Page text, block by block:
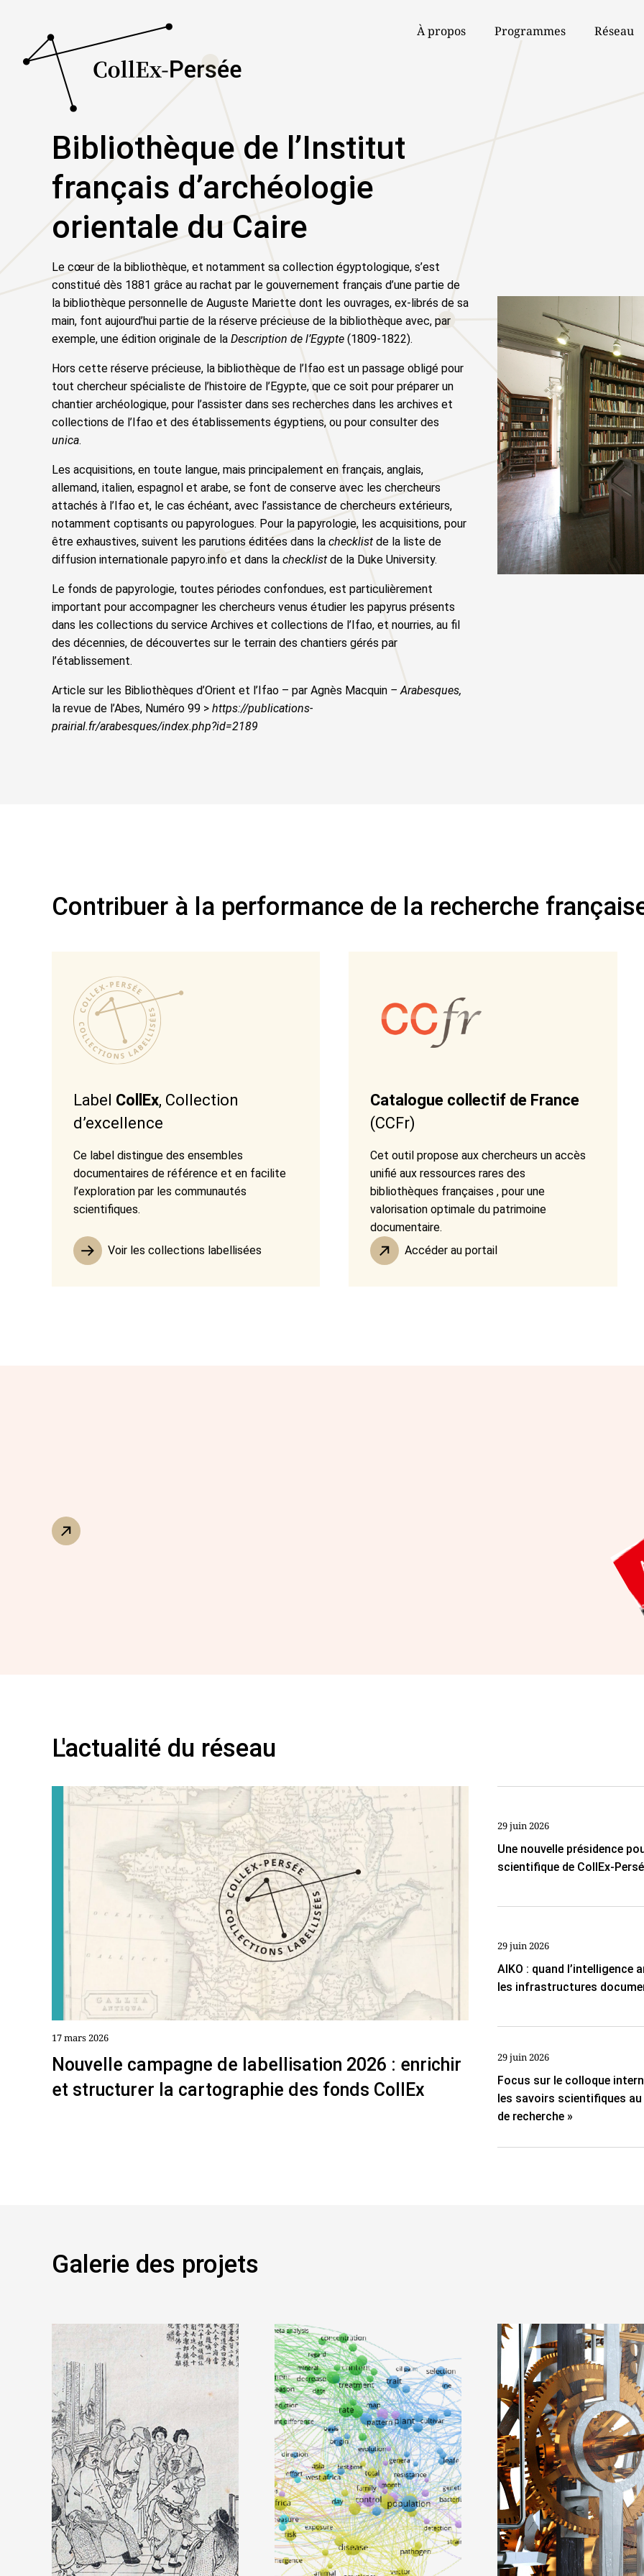
À propos Programmes Réseau
Bibliothèque de l’Institut
français d’archéologie
orientale du Caire
Le cœur de la bibliothèque, et notamment sa collection égyptologique, s’est
constitué dès 1881 grâce au rachat par le gouvernement français d’une partie de
la bibliothèque personnelle de Auguste Mariette dont les ouvrages, ex-librés de sa
main, font aujourd’hui partie de la réserve précieuse de la bibliothèque avec, par
exemple, une édition originale de la Description de l’Egypte (1809-1822).
Hors cette réserve précieuse, la bibliothèque de l’Ifao est un passage obligé pour
tout chercheur spécialiste de l’histoire de l’Egypte, que ce soit pour préparer un
chantier archéologique, pour l’assister dans ses recherches dans les archives et
collections de l’Ifao et des établissements égyptiens, ou pour consulter des
unica.
Les acquisitions, en toute langue, mais principalement en français, anglais,
allemand, italien, espagnol et arabe, se font de conserve avec les chercheurs
attachés à l’Ifao et, le cas échéant, avec l’assistance de chercheurs extérieurs,
notamment coptisants ou papyrologues. Pour la papyrologie, les acquisitions, pour
être exhaustives, suivent les parutions éditées dans la checklist de la liste de
diffusion internationale papyro.info et dans la checklist de la Duke University.
Le fonds de papyrologie, toutes périodes confondues, est particulièrement
important pour accompagner les chercheurs venus étudier les papyrus présents
dans les collections du service Archives et collections de l’Ifao, et nourries, au fil
des décennies, de découvertes sur le terrain des chantiers gérés par
l’établissement.
Article sur les Bibliothèques d’Orient et l’Ifao – par Agnès Macquin – Arabesques,
la revue de l’Abes, Numéro 99 > https://publications-
prairial.fr/arabesques/index.php?id=2189
Contribuer à la performance de la recherche
Label CollEx, Collection
d’excellence
Ce label distingue des ensembles
documentaires de référence et en facilite
l’exploration par les communautés
scientifiques.
Voir les collections labellisées
Catalogue collectif de France
(CCFr)
Cet outil propose aux chercheurs un accès
unifié aux ressources rares des
bibliothèques françaises , pour une
valorisation optimale du patrimoine
documentaire.
Accéder au portail
L'actualité du réseau
17 mars 2026
Nouvelle campagne de labellisation 2026 : enrichir
et structurer la cartographie des fonds CollEx
29 juin 2026
Une nouvelle présidence
scientifique de CollEx-
29 juin 2026
AIKO : quand l’intelligence
les infrastructures
29 juin 2026
Focus sur le colloque
les savoirs scientifiques
de recherche »
Galerie des projets